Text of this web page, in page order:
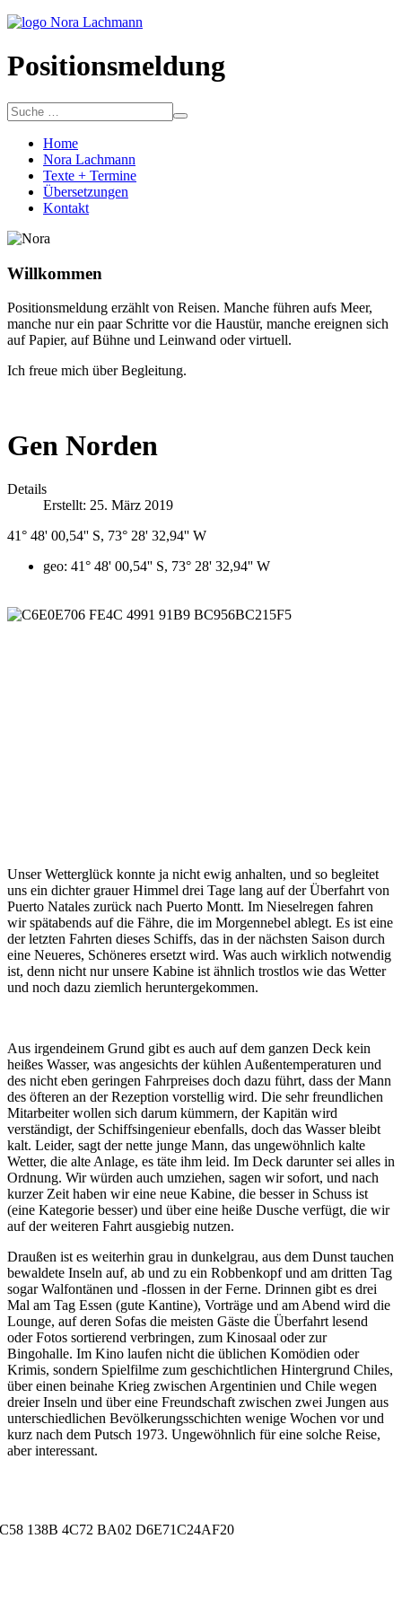
Positionsmeldung
Home
Nora Lachmann
Texte + Termine
Übersetzungen
Kontakt
Willkommen
Positionsmeldung erzählt von Reisen. Manche führen aufs Meer,
manche nur ein paar Schritte vor die Haustür, manche ereignen sich
auf Papier, auf Bühne und Leinwand oder virtuell.
Ich freue mich über Begleitung.
Gen Norden
Details
Erstellt: 25. März 2019
41° 48' 00,54'' S, 73° 28' 32,94'' W
geo: 41° 48' 00,54'' S, 73° 28' 32,94'' W
Unser Wetterglück konnte ja nicht ewig anhalten, und so begleitet
uns ein dichter grauer Himmel drei Tage lang auf der Überfahrt von
Puerto Natales zurück nach Puerto Montt. Im Nieselregen fahren
wir spätabends auf die Fähre, die im Morgennebel ablegt. Es ist eine
der letzten Fahrten dieses Schiffs, das in der nächsten Saison durch
eine Neueres, Schöneres ersetzt wird. Was auch wirklich notwendig
ist, denn nicht nur unsere Kabine ist ähnlich trostlos wie das Wetter
und noch dazu ziemlich heruntergekommen.
Aus irgendeinem Grund gibt es auch auf dem ganzen Deck kein
heißes Wasser, was angesichts der kühlen Außentemperaturen und
des nicht eben geringen Fahrpreises doch dazu führt, dass der Mann
des öfteren an der Rezeption vorstellig wird. Die sehr freundlichen
Mitarbeiter wollen sich darum kümmern, der Kapitän wird
verständigt, der Schiffsingenieur ebenfalls, doch das Wasser bleibt
kalt. Leider, sagt der nette junge Mann, das ungewöhnlich kalte
Wetter, die alte Anlage, es täte ihm leid. Im Deck darunter sei alles in
Ordnung. Wir würden auch umziehen, sagen wir sofort, und nach
kurzer Zeit haben wir eine neue Kabine, die besser in Schuss ist
(eine Kategorie besser) und über eine heiße Dusche verfügt, die wir
auf der weiteren Fahrt ausgiebig nutzen.
Draußen ist es weiterhin grau in dunkelgrau, aus dem Dunst tauchen
bewaldete Inseln auf, ab und zu ein Robbenkopf und am dritten Tag
sogar Walfontänen und -flossen in der Ferne. Drinnen gibt es drei
Mal am Tag Essen (gute Kantine), Vorträge und am Abend wird die
Lounge, auf deren Sofas die meisten Gäste die Überfahrt lesend
oder Fotos sortierend verbringen, zum Kinosaal oder zur
Bingohalle. Im Kino laufen nicht die üblichen Komödien oder
Krimis, sondern Spielfilme zum geschichtlichen Hintergrund Chiles,
über einen beinahe Krieg zwischen Argentinien und Chile wegen
dreier Inseln und über eine Freundschaft zwischen zwei Jungen aus
unterschiedlichen Bevölkerungsschichten wenige Wochen vor und
kurz nach dem Putsch 1973. Ungewöhnlich für eine solche Reise,
aber interessant.